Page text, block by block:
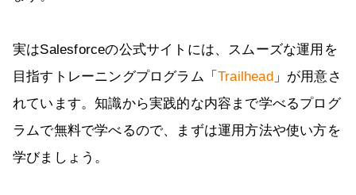
実はSalesforceの公式サイトには、スムーズな運用を
目指すトレーニングプログラム「 Trailhead 」が用意さ
れています。知識から実践的な内容まで学べるプログ
ラムで無料で学べるので、まずは運用方法や使い方を
学びましょう。